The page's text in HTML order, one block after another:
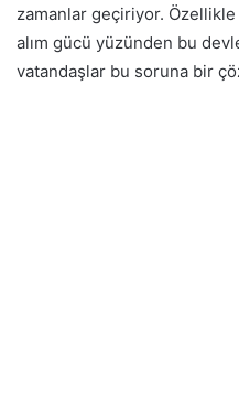
zamanlar geçiriyor. Özellikle
alım gücü yüzünden bu
vatandaşlar bu soruna bir